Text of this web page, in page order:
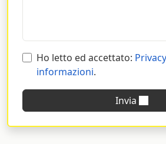
Ho letto ed accettato:
informazioni.
Invia